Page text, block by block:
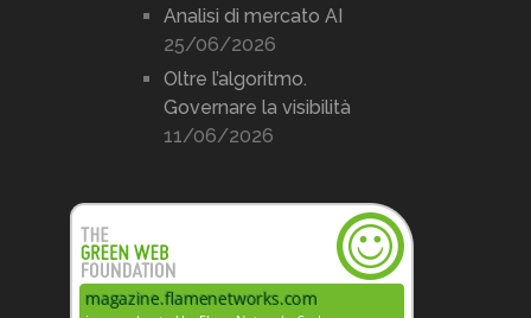
Analisi di mercato AI
25/06/2026
Oltre l’algoritmo.
Governare la visibilità
11/06/2026